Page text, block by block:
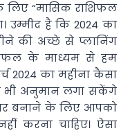
लिए “मासिक राशिफल
उम्मीद है कि 2024 का
की अच्छे से प्लानिंग
के माध्यम से हम
2024 का महीना कैसा
भी अनुमान लगा सकेंगे
बनाने के लिए आपको
करना चाहिए। ऐसा